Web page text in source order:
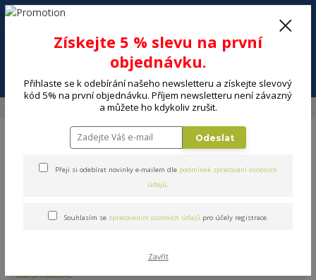
+420 602 494 600
MALÉ SPOTŘEBIČE Kuchyňské spotřebiče
Espressa, kávovary
Espressa automatické
Získejte 5 % slevu na první
objednávku.
Přihlaste se k odebírání našeho newsletteru a získejte slevový
kód 5% na první objednávku. Příjem newsletteru není závazný
a můžete ho kdykoliv zrušit.
Odeslat
Přeji si odebírat novinky e-mailem dle podmínek zpracování osobních
údajů.
Souhlasím se zpracováním osobních údajů pro účely registrace.
Zavřít